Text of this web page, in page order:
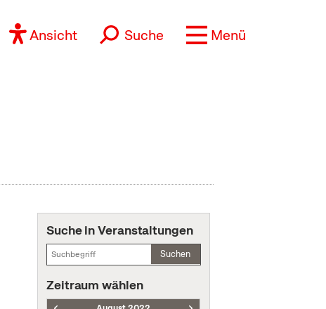
Ansicht Suche Menü
Suche in Veranstaltungen
Suchen
Zeitraum wählen